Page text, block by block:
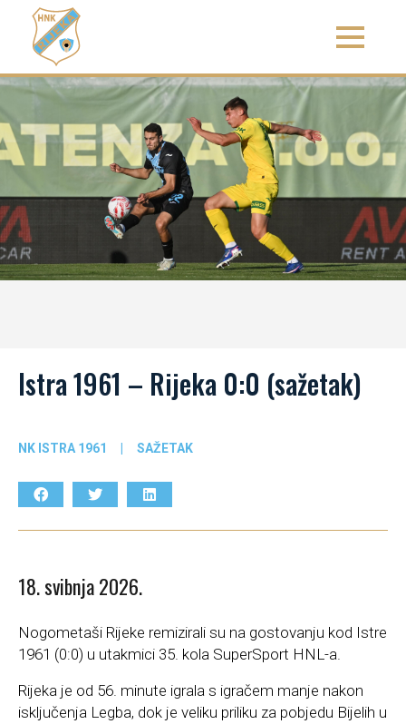
Istra 1961 – Rijeka 0:0 (sažetak)
NK ISTRA 1961 | SAŽETAK
18. svibnja 2026.
Nogometaši Rijeke remizirali su na gostovanju kod Istre
1961 (0:0) u utakmici 35. kola SuperSport HNL-a.
Rijeka je od 56. minute igrala s igračem manje nakon
isključenja Legba, dok je veliku priliku za pobjedu Bijelih u